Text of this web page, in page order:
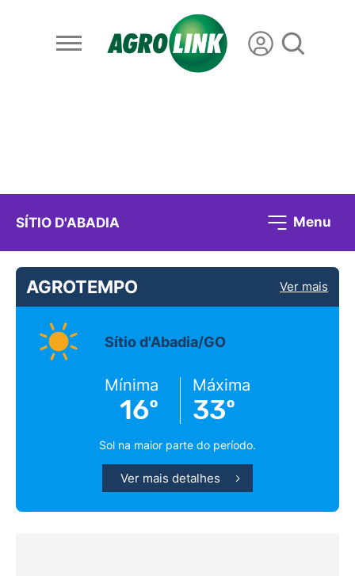
SÍTIO D'ABADIA Menu
AGROTEMPO Ver mais
Sítio d'Abadia/GO
Mínima
16º
Máxima
33º
Sol na maior parte do período.
Ver mais detalhes